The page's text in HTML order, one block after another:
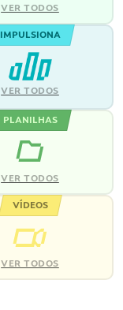
VER TODOS
IMPULSIONA
VER TODOS
PLANILHAS
VER TODOS
VÍDEOS
VER TODOS